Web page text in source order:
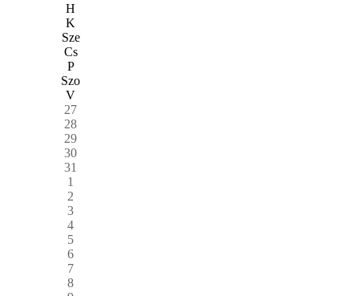
H
K
Sze
Cs
P
Szo
V
27
28
29
30
31
1
2
3
4
5
6
7
8